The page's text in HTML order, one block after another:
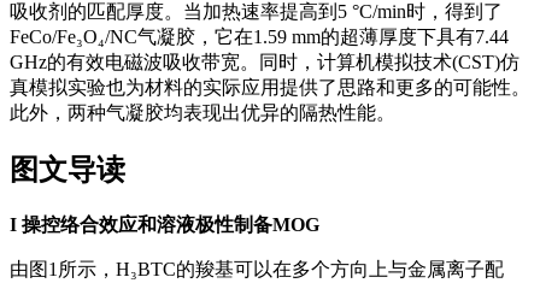
吸收剂的匹配厚度。当加热速率提高到5 °C/min时，得到了
FeCo/Fe₃O₄/NC气凝胶，它在1.59 mm的超薄厚度下具有7.44
GHz的有效电磁波吸收带宽。同时，计算机模拟技术(CST)仿
真模拟实验也为材料的实际应用提供了思路和更多的可能性。
此外，两种气凝胶均表现出优异的隔热性能。
图文导读
I 操控络合效应和溶液极性制备MOG
由图1所示，H₃BTC的羧基可以在多个方向上与金属离子配